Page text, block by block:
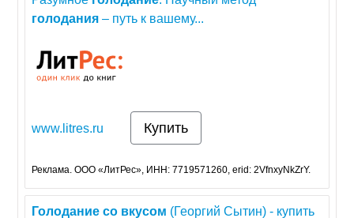
голодания – путь к вашему...
www.litres.ru Купить
Реклама. ООО «ЛитРес», ИНН: 7719571260, erid: 2VfnxyNkZrY.
Голодание со вкусом (Георгий Сытин) - купить